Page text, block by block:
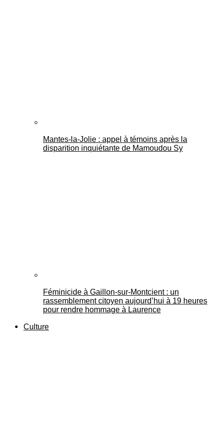
Mantes-la-Jolie : appel à témoins après la
disparition inquiétante de Mamoudou Sy
Féminicide à Gaillon‑sur‑Montcient : un
rassemblement citoyen aujourd’hui à 19 heures
pour rendre hommage à Laurence
Culture